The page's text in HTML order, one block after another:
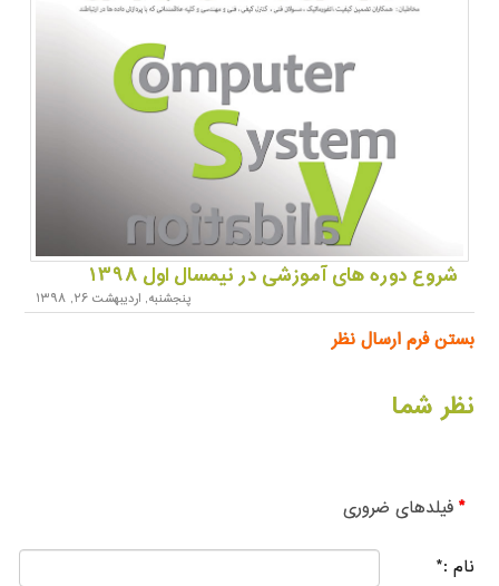
شروع دوره های آموزشی در نیمسال اول ۱۳۹۸
پنجشنبه, ارديبهشت ۲۶, ۱۳۹۸
بستن فرم ارسال نظر
نظر شما
*فیلدهای ضروری
نام :*